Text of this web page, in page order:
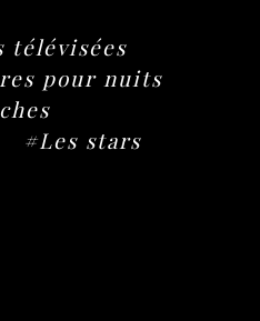
télévisées
pour nuits
#Les stars